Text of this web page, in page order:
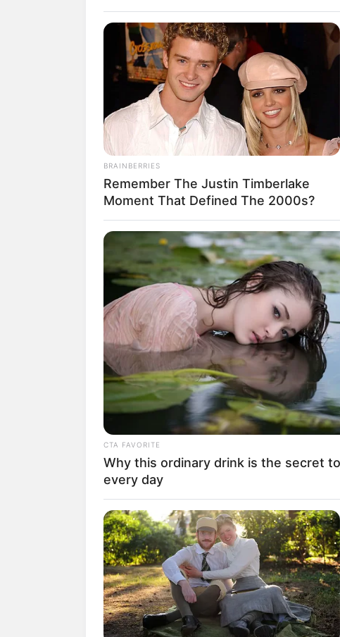
TRAVEL
19 Pesona
Yunani, Negeri
dengan Alam
Penulis:Nadsabila |22 Mei 2023
SHARE TWEET SHARE
Mengingat Yunani, yang mungkin terbersit di
Peradaban Kuno.
Di sini, banyak bangunan-bangunan dari
budaya dunia barat yang berada di Eropa
Di negara ini kamu bisa menemukan banyak
Beberapa biara bersejarah dengan arsitektur
Tak kalah menarik tentunya limpahan
pantai, danau, ngarai, goa, pegunungan,
Airnya masih banyak yang jernih, selain itu
kamu bisa menemukan pengalaman tak
Daripada bingung ingin pilih objek wisata
wisata andalan Yunani yang paling sering
Baca juga:10 Tujuan Wisata Maroko,
BRAINBERRIES
Remember The Justin Timberlake
Moment That Defined The 2000s?
CTA FAVORITE
Why this ordinary drink is the secret
every day